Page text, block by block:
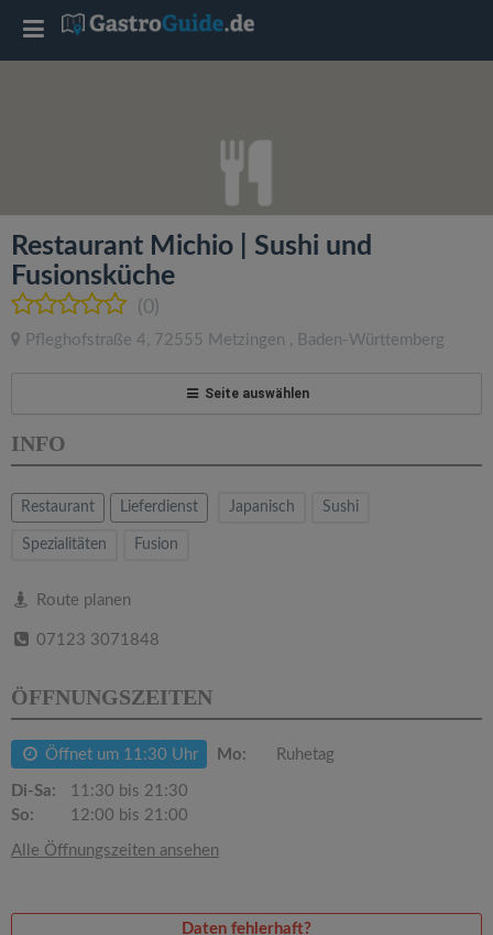
Restaurant Michio | Sushi und
Fusionsküche
(0)
Pfleghofstraße 4, 72555 Metzingen , Baden-Württemberg
Seite auswählen
INFO
Restaurant Lieferdienst Japanisch Sushi
Spezialitäten Fusion
Route planen
07123 3071848
ÖFFNUNGSZEITEN
Öffnet um 11:30 Uhr Mo: Ruhetag
Di-Sa:
11:30 bis 21:30
So:
12:00 bis 21:00
Alle Öffnungszeiten ansehen
Daten fehlerhaft?
T
e
a
v
i
i
o